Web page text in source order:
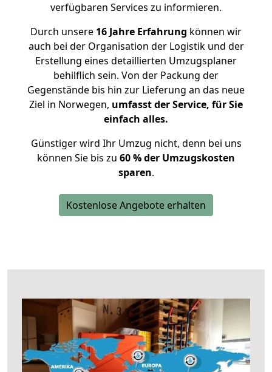
verfügbaren Services zu informieren.
Durch unsere 16 Jahre Erfahrung können wir
auch bei der Organisation der Logistik und der
Erstellung eines detaillierten Umzugsplaner
behilflich sein. Von der Packung der
Gegenstände bis hin zur Lieferung an das neue
Ziel in Norwegen, umfasst der Service, für Sie
einfach alles.
Günstiger wird Ihr Umzug nicht, denn bei uns
können Sie bis zu 60 % der Umzugskosten
sparen.
Kostenlose Angebote erhalten